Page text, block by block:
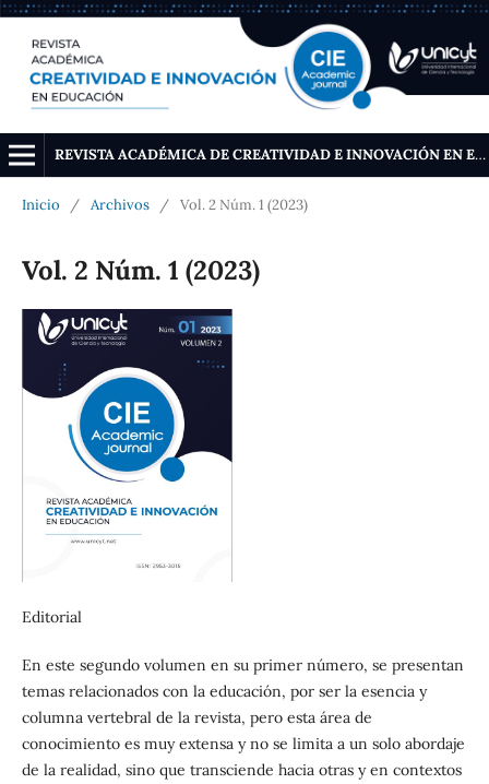
REVISTA ACADÉMICA DE CREATIVIDAD E INNOVACIÓN EN EDUCACIÓN
Inicio / Archivos / Vol. 2 Núm. 1 (2023)
Vol. 2 Núm. 1 (2023)
Editorial
En este segundo volumen en su primer número, se presentan
temas relacionados con la educación, por ser la esencia y
columna vertebral de la revista, pero esta área de
conocimiento es muy extensa y no se limita a un solo abordaje
de la realidad, sino que transciende hacia otras y en contextos